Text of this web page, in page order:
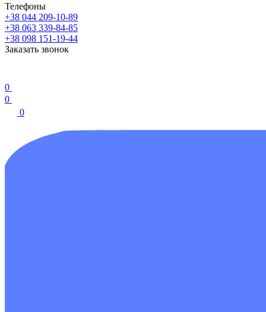
Телефоны
+38 044 209-10-89
+38 063 339-84-85
+38 098 151-19-44
Заказать звонок
0
0
0